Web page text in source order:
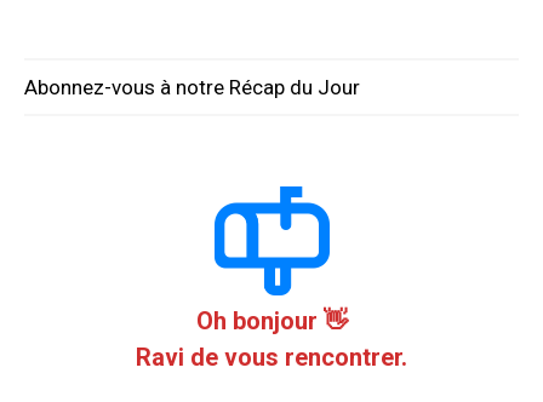
Abonnez-vous à notre Récap du Jour
Oh bonjour 👋
Ravi de vous rencontrer.